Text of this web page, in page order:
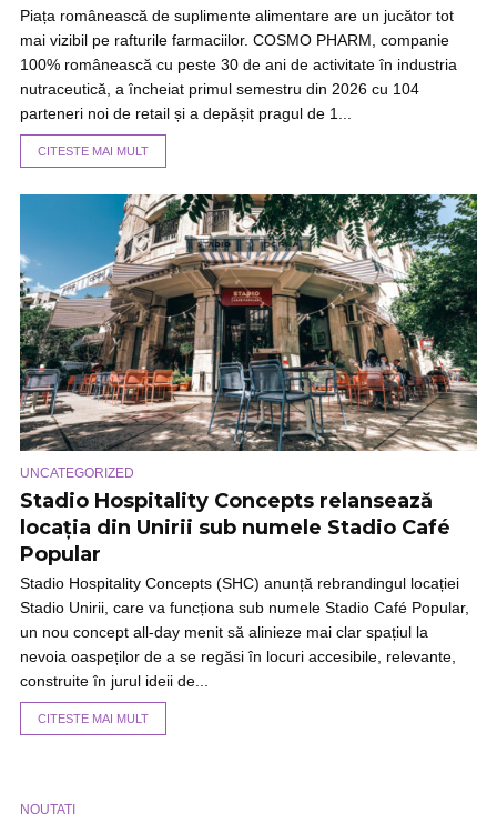
Piața românească de suplimente alimentare are un jucător tot
mai vizibil pe rafturile farmaciilor. COSMO PHARM, companie
100% românească cu peste 30 de ani de activitate în industria
nutraceutică, a încheiat primul semestru din 2026 cu 104
parteneri noi de retail și a depășit pragul de 1...
CITESTE MAI MULT
UNCATEGORIZED
Stadio Hospitality Concepts relansează
locația din Unirii sub numele Stadio Café
Popular
Stadio Hospitality Concepts (SHC) anunță rebrandingul locației
Stadio Unirii, care va funcționa sub numele Stadio Café Popular,
un nou concept all-day menit să alinieze mai clar spațiul la
nevoia oaspeților de a se regăsi în locuri accesibile, relevante,
construite în jurul ideii de...
CITESTE MAI MULT
NOUTATI